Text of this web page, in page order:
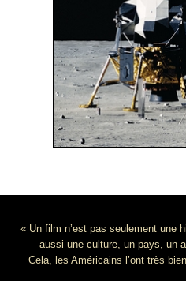
« Un film n’est pas seulement une
aussi une culture, un pays, un
Cela, les Américains l’ont très